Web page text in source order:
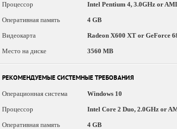
Процессор Intel Pentium 4, 3.0GHz or
Оперативная память 4 GB
Видеокарта Radeon X600 XT or GeForce
Место на диске 3560 MB
РЕКОМЕНДУЕМЫЕ СИСТЕМНЫЕ ТРЕБОВАНИЯ
Операционная система
Windows 10
Процессор Intel Core 2 Duo, 2.0GHz or
Оперативная память 4 GB